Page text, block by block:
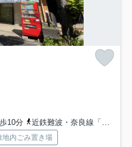
10分
近鉄難波・奈良線「河内花園」駅 徒歩22分
地内ごみ置き場